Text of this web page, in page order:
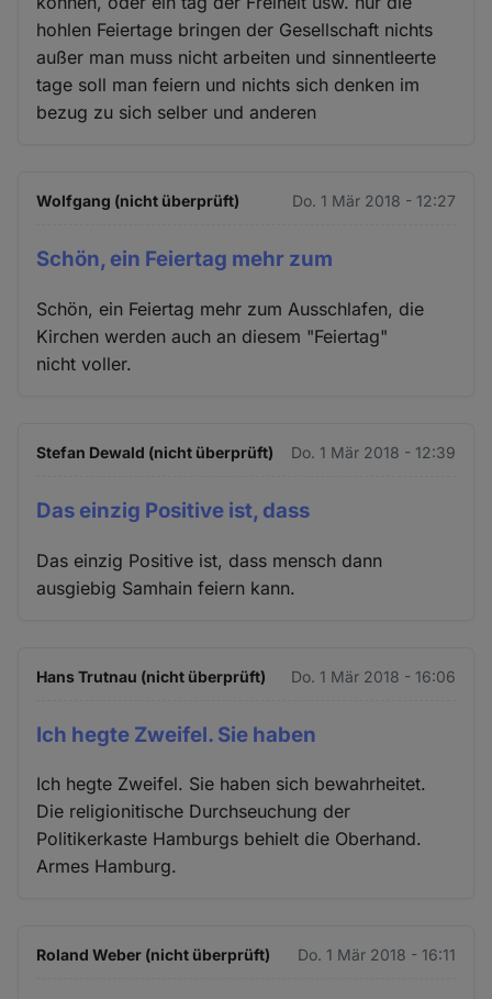
hohlen Feiertage bringen der Gesellschaft nichts
außer man muss nicht arbeiten und sinnentleerte
tage soll man feiern und nichts sich denken im
bezug zu sich selber und anderen
Wolfgang (nicht überprüft) Do. 1 Mär 2018 - 12:27
Schön, ein Feiertag mehr zum
Schön, ein Feiertag mehr zum Ausschlafen, die
Kirchen werden auch an diesem "Feiertag"
nicht voller.
Stefan Dewald (nicht überprüft) Do. 1 Mär 2018 - 12:39
Das einzig Positive ist, dass
Das einzig Positive ist, dass mensch dann
ausgiebig Samhain feiern kann.
Hans Trutnau (nicht überprüft) Do. 1 Mär 2018 - 16:06
Ich hegte Zweifel. Sie haben
Ich hegte Zweifel. Sie haben sich bewahrheitet.
Die religionitische Durchseuchung der
Politikerkaste Hamburgs behielt die Oberhand.
Armes Hamburg.
Roland Weber (nicht überprüft) Do. 1 Mär 2018 - 16:11